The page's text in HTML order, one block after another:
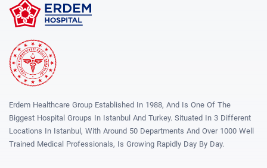
Erdem Healthcare Group Established In 1988, And Is One Of The
Biggest Hospital Groups In Istanbul And Turkey. Situated In 3 Different
Locations In Istanbul, With Around 50 Departments And Over 1000 Well
Trained Medical Professionals, Is Growing Rapidly Day By Day.